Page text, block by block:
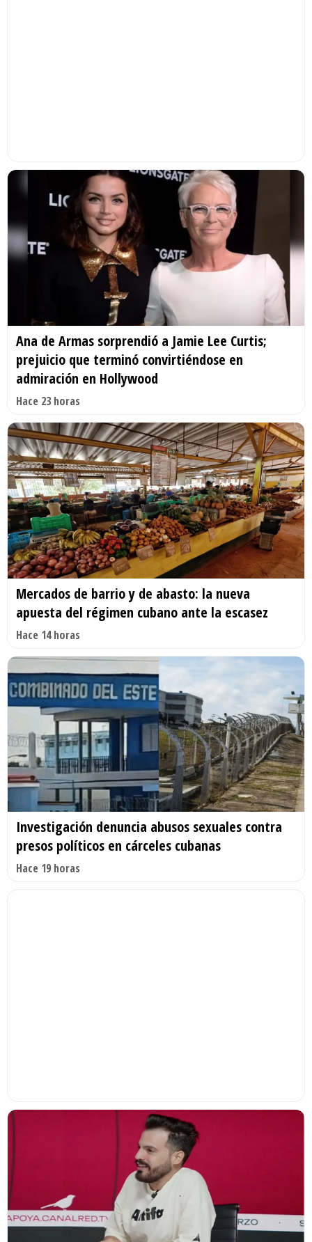
Ana de Armas sorprendió a Jamie Lee Curtis;
prejuicio que terminó convirtiéndose en
admiración en Hollywood
Hace 23 horas
Mercados de barrio y de abasto: la nueva
apuesta del régimen cubano ante la escasez
Hace 14 horas
Investigación denuncia abusos sexuales contra
presos políticos en cárceles cubanas
Hace 19 horas